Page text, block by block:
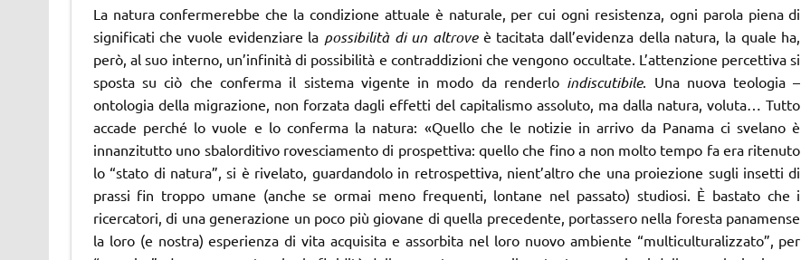
La natura confermerebbe che la condizione attuale è naturale, per cui ogni resistenza, ogni parola piena di
significati che vuole evidenziare la possibilità di un altroveè tacitata dall’evidenza della natura, la quale ha,
però, al suo interno, un’infinità di possibilità e contraddizioni che vengono occultate. L’attenzione percettiva si
sposta su ciò che conferma il sistema vigente in modo da renderlo indiscutibile. Una nuova teologia –
ontologia della migrazione, non forzata dagli effetti del capitalismo assoluto, ma dalla natura, voluta… Tutto
accade perché lo vuole e lo conferma la natura: «Quello che le notizie in arrivo da Panama ci svelano è
innanzitutto uno sbalorditivo rovesciamento di prospettiva: quello che fino a non molto tempo fa era ritenuto
lo “stato di natura”, si è rivelato, guardandolo in retrospettiva, nient’altro che una proiezione sugli insetti di
prassi fin troppo umane (anche se ormai meno frequenti, lontane nel passato) studiosi. È bastato che i
ricercatori, di una generazione un poco più giovane di quella precedente, portassero nella foresta panamense
la loro (e nostra) esperienza di vita acquisita e assorbita nel loro nuovo ambiente “multiculturalizzato”, per